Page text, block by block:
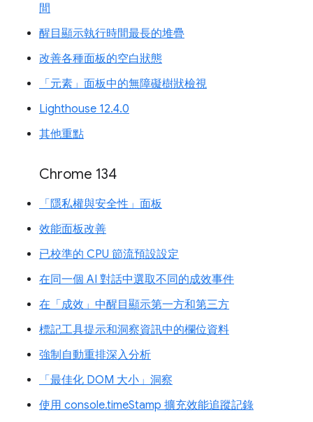
間
醒目顯示執行時間最長的堆疊
改善各種面板的空白狀態
「元素」面板中的無障礙樹狀檢視
Lighthouse 12.4.0
其他重點
Chrome 134
「隱私權與安全性」面板
效能面板改善
已校準的 CPU 節流預設設定
在同一個 AI 對話中選取不同的成效事件
在「成效」中醒目顯示第一方和第三方
標記工具提示和洞察資訊中的欄位資料
強制自動重排深入分析
「最佳化 DOM 大小」洞察
使用 console.timeStamp 擴充效能追蹤記錄